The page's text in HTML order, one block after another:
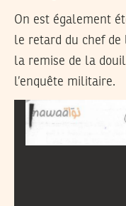
On est également
le retard du chef de
la remise de la
l’enquête militaire.